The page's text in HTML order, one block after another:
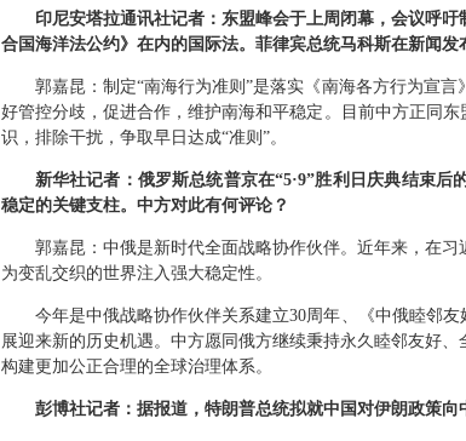
印尼安塔拉通讯社记者：东盟峰会于上周闭幕，会议呼
合国海洋法公约》在内的国际法。菲律宾总统马科斯在新闻
郭嘉昆：制定“南海行为准则”是落实《南海各方行为宣
好管控分歧，促进合作，维护南海和平稳定。目前中方正同
识，排除干扰，争取早日达成“准则”。
新华社记者：俄罗斯总统普京在“5·9”胜利日庆典结束
稳定的关键支柱。中方对此有何评论？
郭嘉昆：中俄是新时代全面战略协作伙伴。近年来，在
为变乱交织的世界注入强大稳定性。
今年是中俄战略协作伙伴关系建立30周年、《中俄睦邻
展迎来新的历史机遇。中方愿同俄方继续秉持永久睦邻友好
构建更加公正合理的全球治理体系。
彭博社记者：据报道，特朗普总统拟就中国对伊朗政策向